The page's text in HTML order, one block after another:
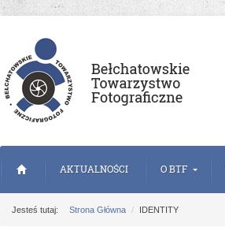
AKTUALNOŚCI O BTF
Jesteś tutaj: Strona Główna IDENTITY